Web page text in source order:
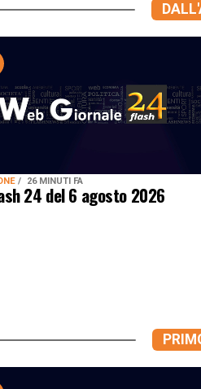
26 MINUTI FA
24 del 6 agosto 2026